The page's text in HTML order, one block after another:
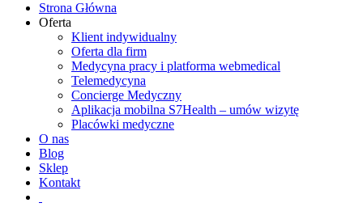
Strona Główna
Oferta
Klient indywidualny
Oferta dla firm
Medycyna pracy i platforma webmedical
Telemedycyna
Concierge Medyczny
Aplikacja mobilna S7Health – umów wizytę
Placówki medyczne
O nas
Blog
Sklep
Kontakt